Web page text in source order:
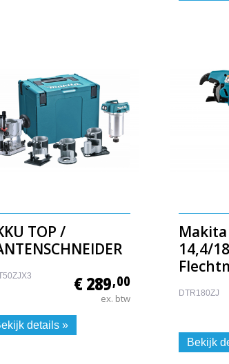
TOP /
€ 289,00
ex. btw
details »
Makita
14,4/
DTR180ZJ
Bekijk